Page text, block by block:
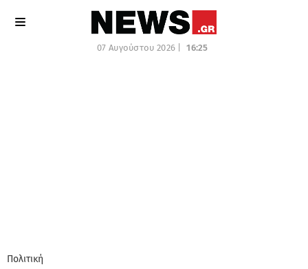
07 Αυγούστου 2026 | 16:25
Πολιτική